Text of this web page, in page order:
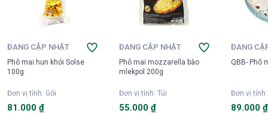
ĐANG CẬP NHẬT
Phô mai hun khói Solse
100g
Đơn vị tính: Gói
81.000 ₫
ĐANG CẬP NHẬT
Phô mai mozzarella bào
mlekpol 200g
Đơn vị tính:Túi
55.000 ₫
ĐANG
QBB- Phô
Đơn vị tính
89.000 ₫